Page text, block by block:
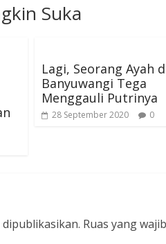
Suka
Lagi, Seorang Ayah
Banyuwangi Tega
Menggauli Putrinya
28 September 2020 0
Ruas yang